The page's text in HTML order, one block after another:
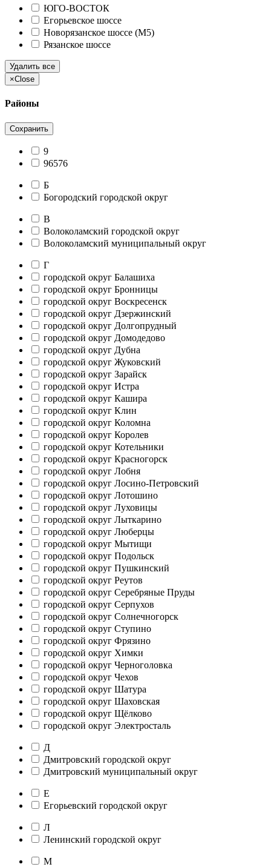
ЮГО-ВОСТОК
Егорьевское шоссе
Новорязанское шоссе (М5)
Рязанское шоссе
Удалить все
×Close
Районы
Сохранить
9
96576
Б
Богородский городской округ
В
Волоколамский городской округ
Волоколамский муниципальный округ
Г
городской округ Балашиха
городской округ Бронницы
городской округ Воскресенск
городской округ Дзержинский
городской округ Долгопрудный
городской округ Домодедово
городской округ Дубна
городской округ Жуковский
городской округ Зарайск
городской округ Истра
городской округ Кашира
городской округ Клин
городской округ Коломна
городской округ Королев
городской округ Котельники
городской округ Красногорск
городской округ Лобня
городской округ Лосино-Петровский
городской округ Лотошино
городской округ Луховицы
городской округ Лыткарино
городской округ Люберцы
городской округ Мытищи
городской округ Подольск
городской округ Пушкинский
городской округ Реутов
городской округ Серебряные Пруды
городской округ Серпухов
городской округ Солнечногорск
городской округ Ступино
городской округ Фрязино
городской округ Химки
городской округ Черноголовка
городской округ Чехов
городской округ Шатура
городской округ Шаховская
городской округ Щёлково
городской округ Электросталь
Д
Дмитровский городской округ
Дмитровский муниципальный округ
Е
Егорьевский городской округ
Л
Ленинский городской округ
М